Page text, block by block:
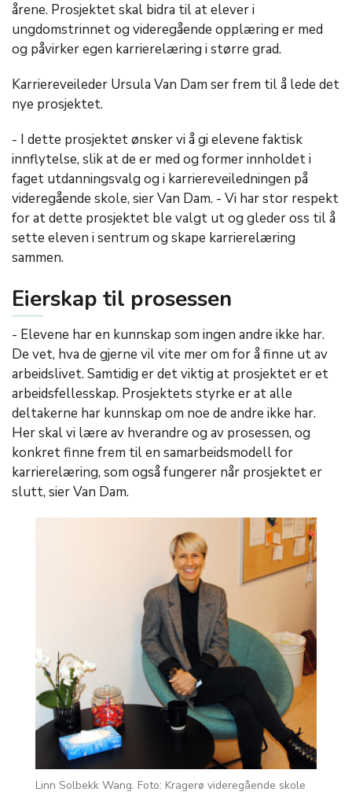
årene. Prosjektet skal bidra til at elever i
ungdomstrinnet og videregående opplæring er med
og påvirker egen karrierelæring i større grad.
Karriereveileder Ursula Van Dam ser frem til å lede det
nye prosjektet.
- I dette prosjektet ønsker vi å gi elevene faktisk
innflytelse, slik at de er med og former innholdet i
faget utdanningsvalg og i karriereveiledningen på
videregående skole, sier Van Dam. - Vi har stor respekt
for at dette prosjektet ble valgt ut og gleder oss til å
sette eleven i sentrum og skape karrierelæring
sammen.
Eierskap til prosessen
- Elevene har en kunnskap som ingen andre ikke har.
De vet, hva de gjerne vil vite mer om for å finne ut av
arbeidslivet. Samtidig er det viktig at prosjektet er et
arbeidsfellesskap. Prosjektets styrke er at alle
deltakerne har kunnskap om noe de andre ikke har.
Her skal vi lære av hverandre og av prosessen, og
konkret finne frem til en samarbeidsmodell for
karrierelæring, som også fungerer når prosjektet er
slutt, sier Van Dam.
Linn Solbekk Wang. Foto: Kragerø videregående skole